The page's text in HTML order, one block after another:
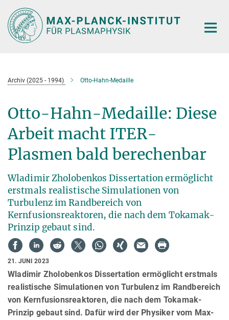
Hauptinhalt
Archiv (2025 - 1994) Otto-Hahn-Medaille
Otto-Hahn-Medaille: Diese
Arbeit macht ITER-
Plasmen bald berechenbar
Wladimir Zholobenkos Dissertation ermöglicht
erstmals realistische Simulationen von
Turbulenz im Randbereich von
Kernfusionsreaktoren, die nach dem Tokamak-
Prinzip gebaut sind.
21. JUNI 2023
Wladimir Zholobenkos Dissertation ermöglicht erstmals
realistische Simulationen von Turbulenz im Randbereich
von Kernfusionsreaktoren, die nach dem Tokamak-
Prinzip gebaut sind. Dafür wird der Physiker vom Max-